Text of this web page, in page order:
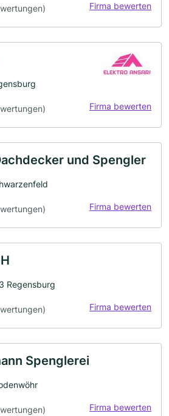
Firma bewerten
Firma bewerten
und Spengler
Firma bewerten
Regensburg
Firma bewerten
Spenglerei
Firma bewerten